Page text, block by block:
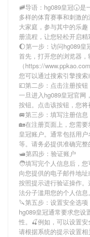
🚞导语： hg089皇冠🕠是
多样的体育赛事和刺激
大家庭，参与其中的乐
册流程，让您轻松开启精
🌔第一步：访问hg089皇
首先，打开您的浏览器，
（https://
您可以通过搜索引擎搜索
💷第二步：点击注册按钮
一旦进入hg089皇冠官网
按钮。点击该按钮，您将
🚐第三步：填写注册信息
🏡在注册页面上，您需
皇冠账户。通常包括用
等。请务必提供准确完整
🛥第四步：验证账户
🧑填写完个人信息后，您
向您提供的电子邮件地
按照提示进行验证操作
法分子滥用您的个人信息。
🔪第五步：设置安全选项
hg089皇冠通常要求您设
性。🍒例如，可以设置安
请根据系统的提示设置